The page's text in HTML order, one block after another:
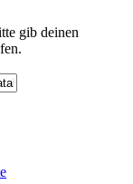
gib deinen